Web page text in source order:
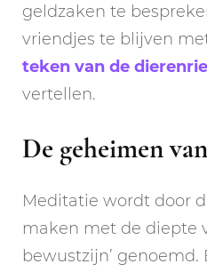
geldzaken te
vriendjes te blijven
teken van de
vertellen.
De geheimen
Meditatie wordt door
maken met de diepte
bewustzijn’